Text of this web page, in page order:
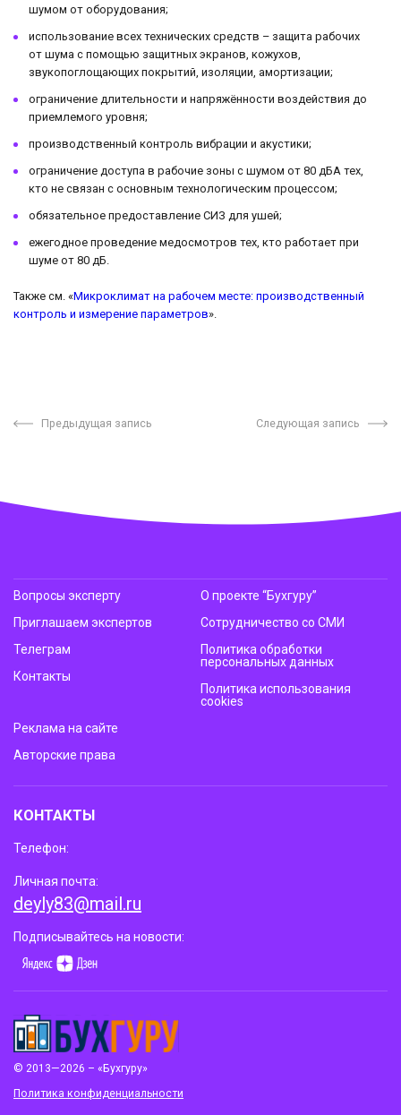
шумом от оборудования;
использование всех технических средств – защита рабочих
от шума с помощью защитных экранов, кожухов,
звукопоглощающих покрытий, изоляции, амортизации;
ограничение длительности и напряжённости воздействия до
приемлемого уровня;
производственный контроль вибрации и акустики;
ограничение доступа в рабочие зоны с шумом от 80 дБА тех,
кто не связан с основным технологическим процессом;
обязательное предоставление СИЗ для ушей;
ежегодное проведение медосмотров тех, кто работает при
шуме от 80 дБ.
Также см. «Микроклимат на рабочем месте: производственный
контроль и измерение параметров».
Предыдущая запись Следующая запись
© 2013—2026 – «Бухгуру»
Политика конфиденциальности
Вопросы эксперту
Приглашаем экспертов
Телеграм
Контакты
О проекте “Бухгуру”
Сотрудничество со СМИ
Политика обработки
персональных данных
Политика использования
cookies
Реклама на сайте
Авторские права
КОНТАКТЫ
Телефон:
Личная почта:
deyly83@mail.ru
Подписывайтесь на новости: